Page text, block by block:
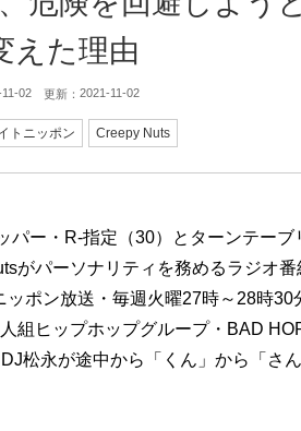
えた理由
02 更新： 2021-11-02
トニッポン Creepy Nuts
パー・R-指定（30）とターンテー
がパーソナリティを務めるラジオ
ッポン放送・毎週火曜27時～28時
組ヒップホップグループ・BAD
松永が途中から「くん」から「さ